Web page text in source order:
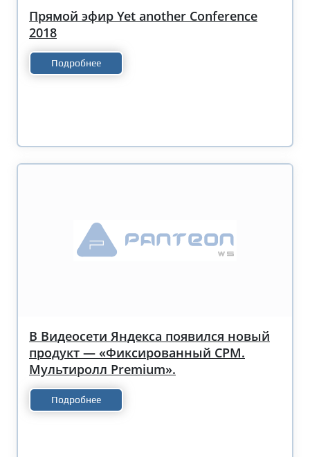
Прямой эфир Yet another Conference
2018
Подробнее
В Видеосети Яндекса появился новый
продукт — «Фиксированный CPM.
Мультиролл Premium».
Подробнее